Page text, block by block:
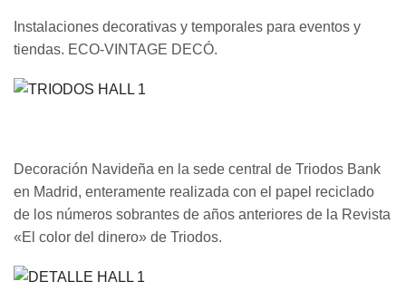
Instalaciones decorativas y temporales para eventos y
tiendas. ECO-VINTAGE DECÓ.
Decoración Navideña en la sede central de Triodos Bank
en Madrid, enteramente realizada con el papel reciclado
de los números sobrantes de años anteriores de la Revista
«El color del dinero» de Triodos.